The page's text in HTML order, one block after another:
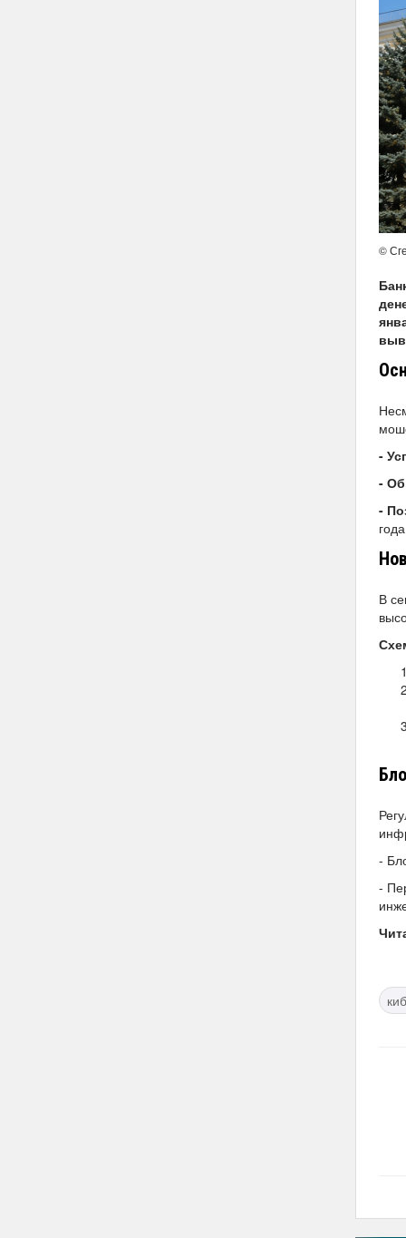
©
-
-
-
В
-
-